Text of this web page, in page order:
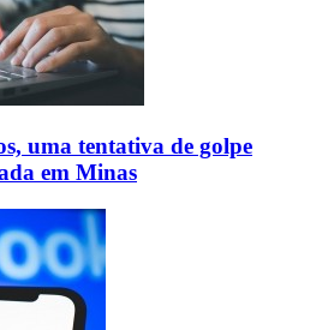
uma tentativa de golpe
em Minas